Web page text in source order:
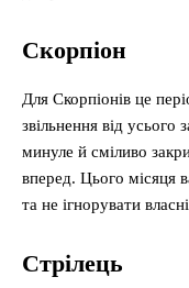
Скорпіон
Для Скорпіонів це
звільнення від усього
минуле й сміливо
вперед. Цього місяця
та не ігнорувати
Стрілець